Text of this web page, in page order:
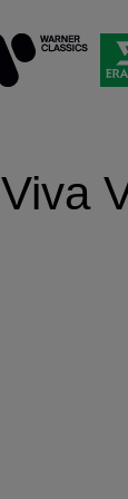
Viva